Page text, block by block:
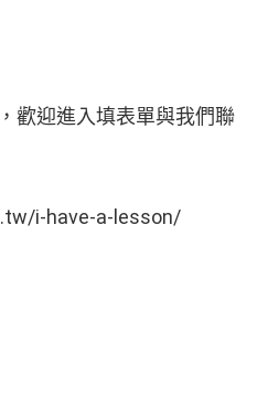
歡迎進入填表單與我們聯
i-have-a-lesson/